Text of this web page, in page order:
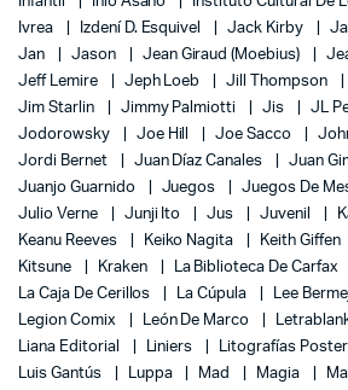
Ivrea
Izdení D. Esquivel Jack Kirby
Jan
Jason Jean Giraud (Moebius)
Jeff Lemire
Jeph Loeb Jill Thompson
Jim Starlin
Jimmy Palmiotti Jis
JL
Jodorowsky
Joe Hill Joe Sacco
Jordi Bernet
Juan Díaz Canales
Juan
Juanjo Guarnido
Juegos Juegos De
Julio Verne
Junji Ito Jus Juvenil
Keanu Reeves
Keiko Nagita Keith Giffen
Kitsune
Kraken
La Biblioteca De Carfax
La Caja De Cerillos
La Cúpula Lee
Legion Comix
León De Marco
Liana Editorial
Liniers
Litografías
Luis Gantús
Luppa Mad Magia